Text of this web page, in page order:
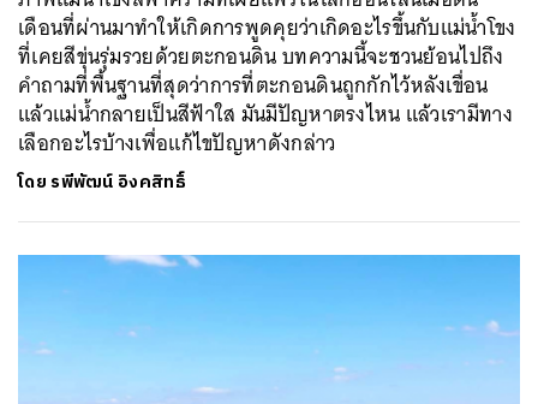
เดือนที่ผ่านมาทำให้เกิดการพูดคุยว่าเกิดอะไรขึ้นกับแม่น้ำโขง
ที่เคยสีขุ่นรุ่มรวยด้วยตะกอนดิน บทความนี้จะชวนย้อนไปถึง
คำถามที่พื้นฐานที่สุดว่าการที่ตะกอนดินถูกกักไว้หลังเขื่อน
แล้วแม่น้ำกลายเป็นสีฟ้าใส มันมีปัญหาตรงไหน แล้วเรามีทาง
เลือกอะไรบ้างเพื่อแก้ไขปัญหาดังกล่าว
โดย รพีพัฒน์ อิงคสิทธิ์